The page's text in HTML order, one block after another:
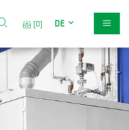
[0] DE